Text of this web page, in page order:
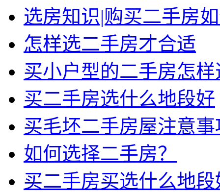
选房知识|购买二手房
怎样选二手房才合适
买小户型的二手房怎样
买二手房选什么地段好
买毛坯二手房屋注意事
如何选择二手房？
买二手房买选什么地段